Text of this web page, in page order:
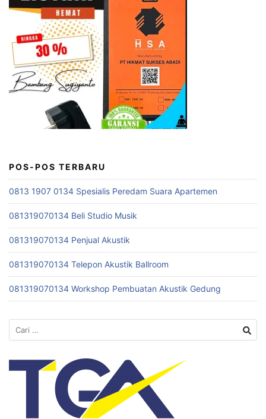
POS-POS TERBARU
0813 1907 0134 Spesialis Peredam Suara Apartemen
081319070134 Beli Studio Musik
081319070134 Penjual Akustik
081319070134 Telepon Akustik Ballroom
081319070134 Workshop Pembuatan Akustik Gedung
Cari
untuk: